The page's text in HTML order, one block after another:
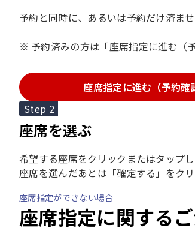
予約と同時に、あるいは予約だけ済ま
予約済みの方は「座席指定に進む（
座席指定に進む（予約確
Step 2
座席を選ぶ
希望する座席をクリックまたはタップ
座席を選んだあとは「確定する」をク
座席指定ができない場合
座席指定に関する